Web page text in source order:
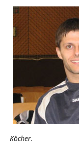
Köcher.